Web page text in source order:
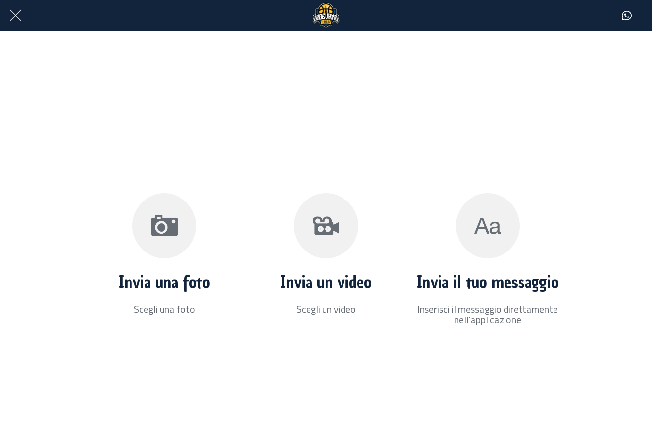
Invia una foto
Scegli una foto
Invia un video
Scegli un video
Invia il tuo messaggio
Inserisci il messaggio direttamente
nell'applicazione